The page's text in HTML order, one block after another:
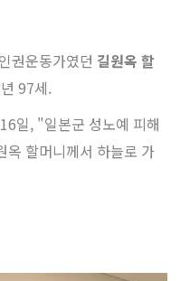
권운동가였던 길원옥 할
97세.
일, "일본군 성노예 피해
옥 할머니께서 하늘로 가